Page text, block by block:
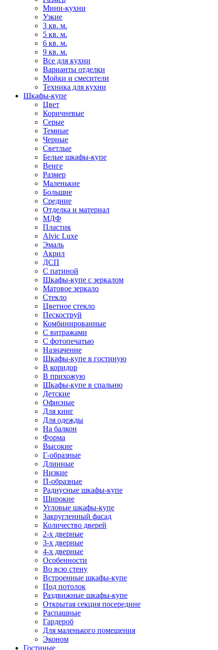
Мини-кухни
Узкие
3 кв. м.
5 кв. м.
6 кв. м.
9 кв. м.
Все для кухни
Варианты отделки
Мойки и смесители
Техника для кухни
Шкафы-купе
Цвет
Коричневые
Серые
Темные
Черные
Светлые
Белые шкафы-купе
Венге
Размер
Маленькие
Большие
Средние
Отделка и материал
МДФ
Пластик
Alvic Luxe
Эмаль
Акрил
ДСП
С патиной
Шкафы-купе с зеркалом
Матовое зеркало
Стекло
Цветное стекло
Пескоструй
Комбинированные
С витражами
С фотопечатью
Назначение
Шкафы-купе в гостиную
В коридор
В прихожую
Шкафы-купе в спальню
Детские
Офисные
Для книг
Для одежды
На балкон
Форма
Высокие
Г-образные
Длинные
Низкие
П-образные
Радиусные шкафы-купе
Широкие
Угловые шкафы-купе
Закругленный фасад
Количество дверей
2-х дверные
3-х дверные
4-х дверные
Особенности
Во всю стену
Встроенные шкафы-купе
Под потолок
Раздвижные шкафы-купе
Открытая секция посередине
Распашные
Гардероб
Для маленького помещения
Эконом
Гостиные